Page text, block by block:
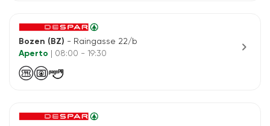
Bozen (BZ) - Raingasse 22/b
Aperto
| 08:00 - 19:30 chevron_right